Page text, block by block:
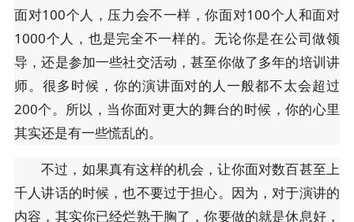
面对100个人，压力会不一样，你面对100个人和面对
1000个人，也是完全不一样的。无论你是在公司做领
导，还是参加一些社交活动，甚至你做了多年的培训讲
师。很多时候，你的演讲面对的人一般都不太会超过
200个。所以，当你面对更大的舞台的时候，你的心里
其实还是有一些慌乱的。
不过，如果真有这样的机会，让你面对数百甚至上
千人讲话的时候，也不要过于担心。因为，对于演讲的
内容，其实你已经烂熟于胸了，你要做的就是休息好，